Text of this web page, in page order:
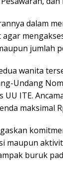
dalam
agar
jumlah
wanita
Undang
UU ITE.
maksimal
maupun
buruk